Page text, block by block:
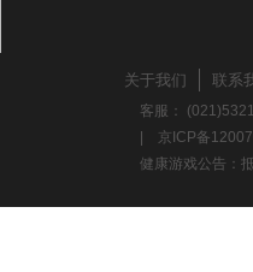
关于我们 联系
客服：
京ICP备
健康游戏公告：